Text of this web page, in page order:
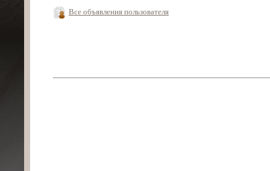
Все объявления пользователя